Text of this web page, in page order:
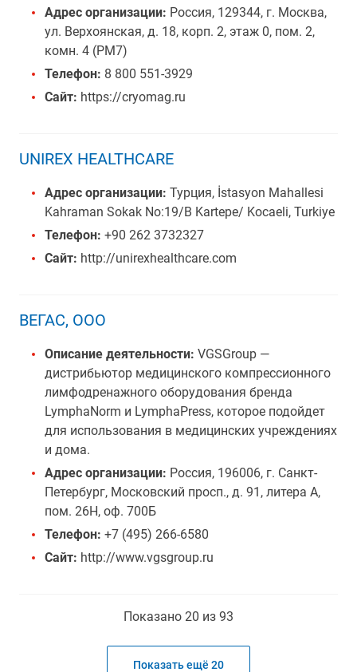
Адрес организации: Россия, 129344, г. Москва,
ул. Верхоянская, д. 18, корп. 2, этаж 0, пом. 2,
комн. 4 (РМ7)
Телефон: 8 800 551-3929
Сайт: https://cryomag.ru
UNIREX HEALTHCARE
Адрес организации: Турция, İstasyon Mahallesi
Kahraman Sokak No:19/B Kartepe/ Kocaeli, Turkiye
Телефон: +90 262 3732327
Сайт: http://unirexhealthcare.com
ВЕГАС, ООО
Описание деятельности: VGSGroup —
дистрибьютор медицинского компрессионного
лимфодренажного оборудования бренда
LymphaNorm и LymphaPress, которое подойдет
для использования в медицинских учреждениях
и дома.
Адрес организации: Россия, 196006, г. Санкт-
Петербург, Московский просп., д. 91, литера А,
пом. 26Н, оф. 700Б
Телефон: +7 (495) 266-6580
Сайт: http://www.vgsgroup.ru
Показано 20 из 93
Показать ещё 20